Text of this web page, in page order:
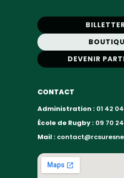
DEVENIR
CONTACT
Administration : 01 42
École de Rugby : 09 70
Mail :